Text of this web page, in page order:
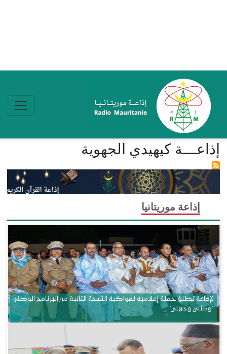
إذاعـــة كيهيدي الجهوية
إذاعة موريتانيا
الإذاعة تطلق حملة إعلامية لمواكبة النسخة الثانية من البرنامج الوطني
“وطني وجهتي”